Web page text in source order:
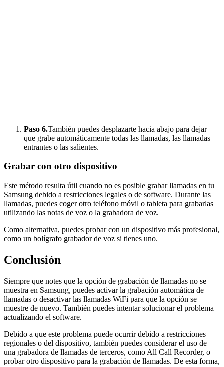
Paso 6.También puedes desplazarte hacia abajo para dejar
que grabe automáticamente todas las llamadas, las llamadas
entrantes o las salientes.
Grabar con otro dispositivo
Este método resulta útil cuando no es posible grabar llamadas en tu
Samsung debido a restricciones legales o de software. Durante las
llamadas, puedes coger otro teléfono móvil o tableta para grabarlas
utilizando las notas de voz o la grabadora de voz.
Como alternativa, puedes probar con un dispositivo más profesional,
como un bolígrafo grabador de voz si tienes uno.
Conclusión
Siempre que notes que la opción de grabación de llamadas no se
muestra en Samsung, puedes activar la grabación automática de
llamadas o desactivar las llamadas WiFi para que la opción se
muestre de nuevo. También puedes intentar solucionar el problema
actualizando el software.
Debido a que este problema puede ocurrir debido a restricciones
regionales o del dispositivo, también puedes considerar el uso de
una grabadora de llamadas de terceros, como All Call Recorder, o
probar otro dispositivo para la grabación de llamadas. De esta forma,